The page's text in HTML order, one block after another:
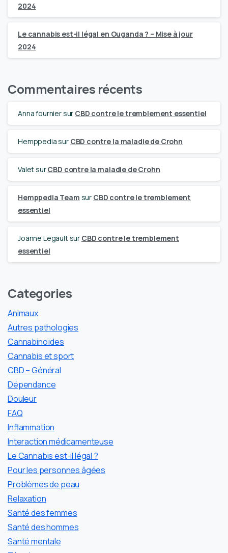
2024
Le cannabis est-il légal en Ouganda ? – Mise à jour
2024
Commentaires récents
Anna fourniersur CBD contre le tremblement essentiel
Hemppediasur CBD contre la maladie de Crohn
ValetsurCBD contre la maladie de Crohn
Hemppedia Team sur CBD contre le tremblement
essentiel
Joanne Legaultsur CBD contre le tremblement
essentiel
Categories
Animaux
Autres pathologies
Cannabinoïdes
Cannabis et sport
CBD – Général
Dépendance
Douleur
FAQ
Inflammation
Interaction médicamenteuse
Le Cannabis est-il légal ?
Pour les personnes âgées
Problèmes de peau
Relaxation
Santé des femmes
Santé des hommes
Santé mentale